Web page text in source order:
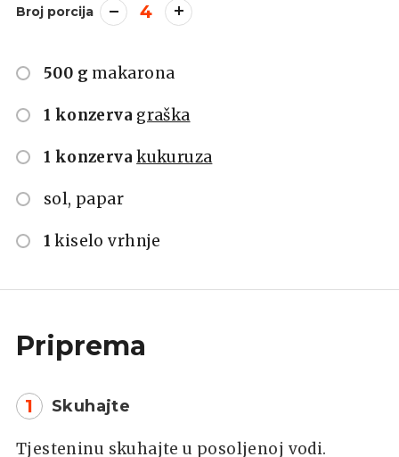
Broj porcija 4
500 g makarona
1 konzerva graška
1 konzerva kukuruza
sol, papar
1 kiselo vrhnje
Priprema
1 Skuhajte
Tjesteninu skuhajte u posoljenoj vodi.